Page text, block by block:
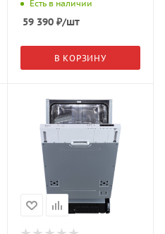
Есть в наличии
59 390₽/шт
В КОРЗИНУ